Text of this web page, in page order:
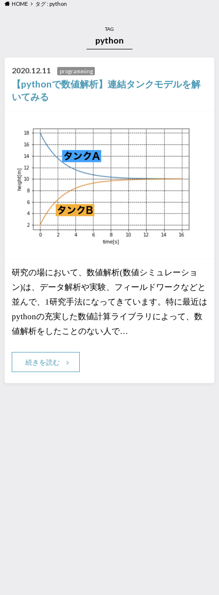
HOME タグ : python
TAG
python
2020.12.11 programming
【pythonで数値解析】連結タンクモデルを解
いてみる
研究の場において、数値解析(数値シミュレーショ
ン)は、データ解析や実験、フィールドワークなどと
並んで、1研究手法になってきています。特に最近は
pythonの充実した数値計算ライブラリによって、数
値解析をしたことのない人で…
続きを読む